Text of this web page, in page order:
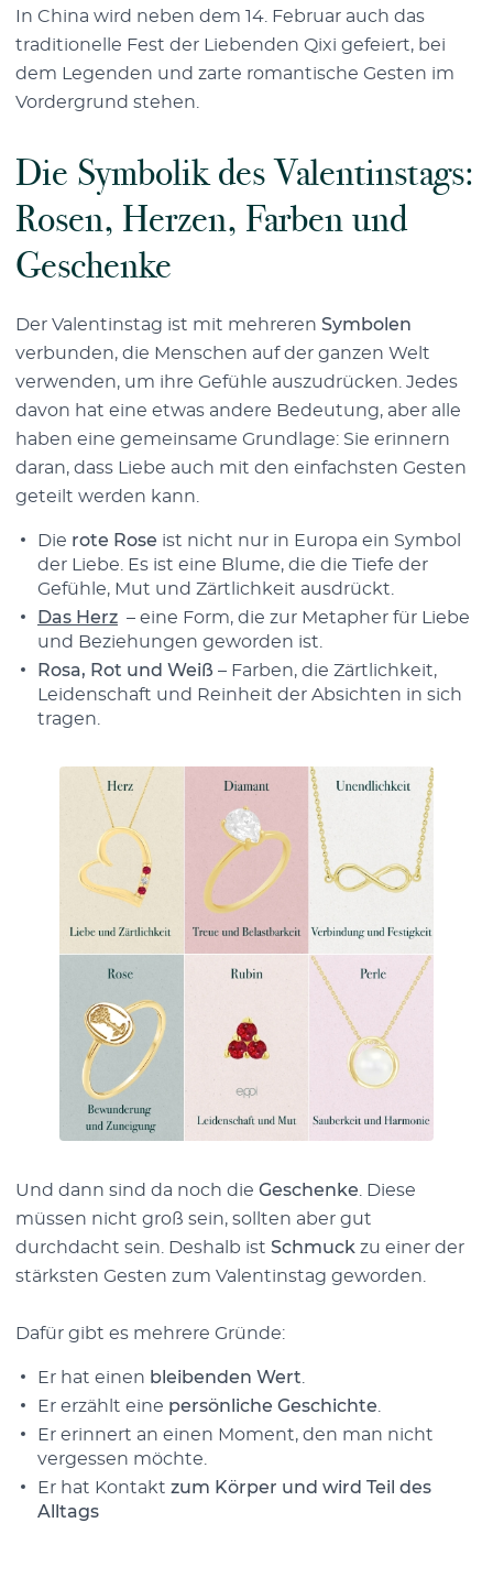
In China wird neben dem 14. Februar auch das
traditionelle Fest der Liebenden Qixi gefeiert, bei
dem Legenden und zarte romantische Gesten im
Vordergrund stehen.
Die Symbolik des Valentinstags:
Rosen, Herzen, Farben und
Geschenke
Der Valentinstag ist mit mehreren Symbolen
verbunden, die Menschen auf der ganzen Welt
verwenden, um ihre Gefühle auszudrücken. Jedes
davon hat eine etwas andere Bedeutung, aber alle
haben eine gemeinsame Grundlage: Sie erinnern
daran, dass Liebe auch mit den einfachsten Gesten
geteilt werden kann.
Die rote Rose ist nicht nur in Europa ein Symbol
der Liebe. Es ist eine Blume, die die Tiefe der
Gefühle, Mut und Zärtlichkeit ausdrückt.
Das Herz – eine Form, die zur Metapher für Liebe
und Beziehungen geworden ist.
Rosa, Rot und Weiß – Farben, die Zärtlichkeit,
Leidenschaft und Reinheit der Absichten in sich
tragen.
Und dann sind da noch die Geschenke . Diese
müssen nicht groß sein, sollten aber gut
durchdacht sein. Deshalb ist Schmuck zu einer der
stärksten Gesten zum Valentinstag geworden.
Dafür gibt es mehrere Gründe:
Er hat einen bleibenden Wert
Er erzählt eine persönliche Geschichte
Er erinnert an einen Moment, den man nicht
vergessen möchte.
Er hat Kontakt zum Körper und wird Teil des
Alltags